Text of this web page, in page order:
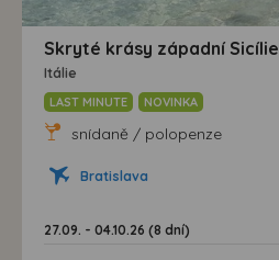
Skryté krásy západní Sicílie
Itálie
LAST MINUTE NOVINKA
snídaně / polopenze
Bratislava
27.09. - 04.10.26 (8 dní)